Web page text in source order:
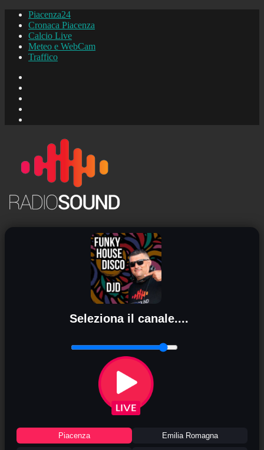
Piacenza24
Cronaca Piacenza
Calcio Live
Meteo e WebCam
Traffico
Seleziona il canale....
Piacenza Emilia Romagna